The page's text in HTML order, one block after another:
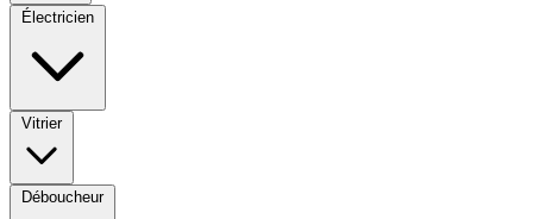
Électricien
Vitrier
Déboucheur